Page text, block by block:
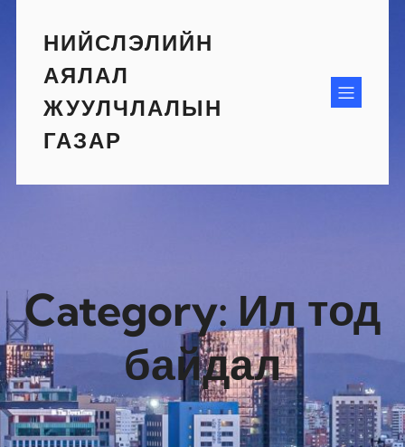
contentНИЙСЛЭЛИЙН
АЯЛАЛ
ЖУУЛЧЛАЛЫН
ГАЗАР
Category: Ил тод
байдал